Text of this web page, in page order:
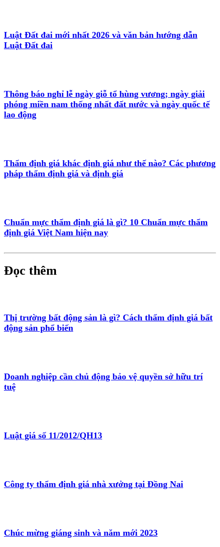
Luật Đất đai mới nhất 2026 và văn bản hướng dẫn
Luật Đất đai
Thông báo nghỉ lễ ngày giỗ tổ hùng vương; ngày giải
phóng miền nam thống nhất đất nước và ngày quốc tế
lao động
Thẩm định giá khác định giá như thế nào? Các phương
pháp thẩm định giá và định giá
Chuẩn mực thẩm định giá là gì? 10 Chuẩn mực thẩm
định giá Việt Nam hiện nay
Đọc thêm
Thị trường bất động sản là gì? Cách thẩm định giá bất
động sản phổ biến
Doanh nghiệp cần chủ động bảo vệ quyền sở hữu trí
tuệ
Luật giá số 11/2012/QH13
Công ty thẩm định giá nhà xưởng tại Đồng Nai
Chúc mừng giáng sinh và năm mới 2023